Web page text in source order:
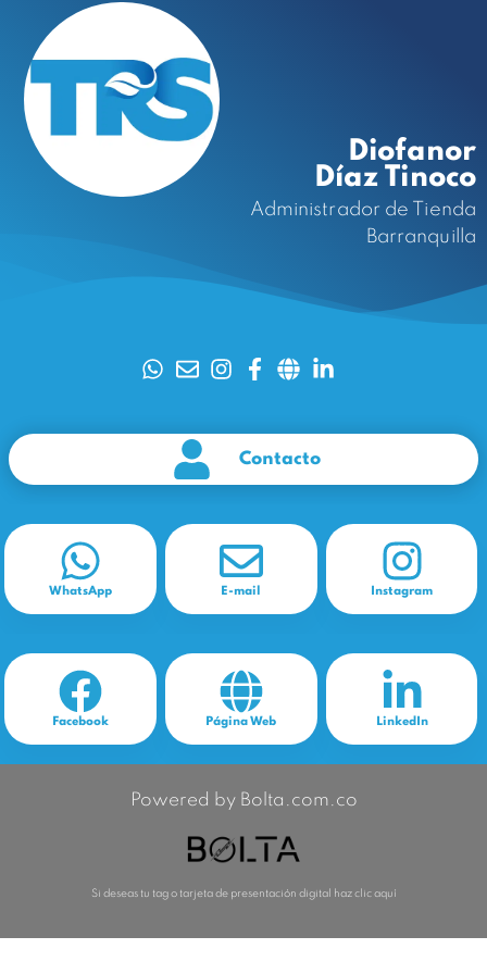
Diofanor
Díaz Tinoco
Administrador de Tienda
Barranquilla
Contacto
WhatsApp E-mail Instagram
Facebook Página Web LinkedIn
Powered by Bolta.com.co
Si deseas tu tag o tarjeta de presentación digital haz clic aquí